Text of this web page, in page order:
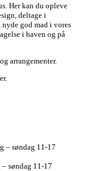
Her kan du opleve
deltage i
god mad i vores
i haven og på
arrangementer.
– søndag 11-17
– søndag 11-17